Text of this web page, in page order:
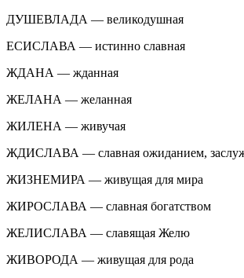
ДУШЕВЛАДА — великодушная
ЕСИСЛАВА — истинно славная
ЖДАНА — жданная
ЖЕЛАНА — желанная
ЖИЛЕНА — живучая
ЖДИСЛАВА — славная ожиданием,
ЖИЗНЕМИРА — живущая для мира
ЖИРОСЛАВА — славная богатством
ЖЕЛИСЛАВА — славящая Желю
ЖИВОРОДА — живущая для рода